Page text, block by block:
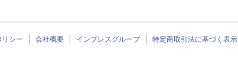
シー 会社概要 インプレスグループ 特定商取引法に基づく表示